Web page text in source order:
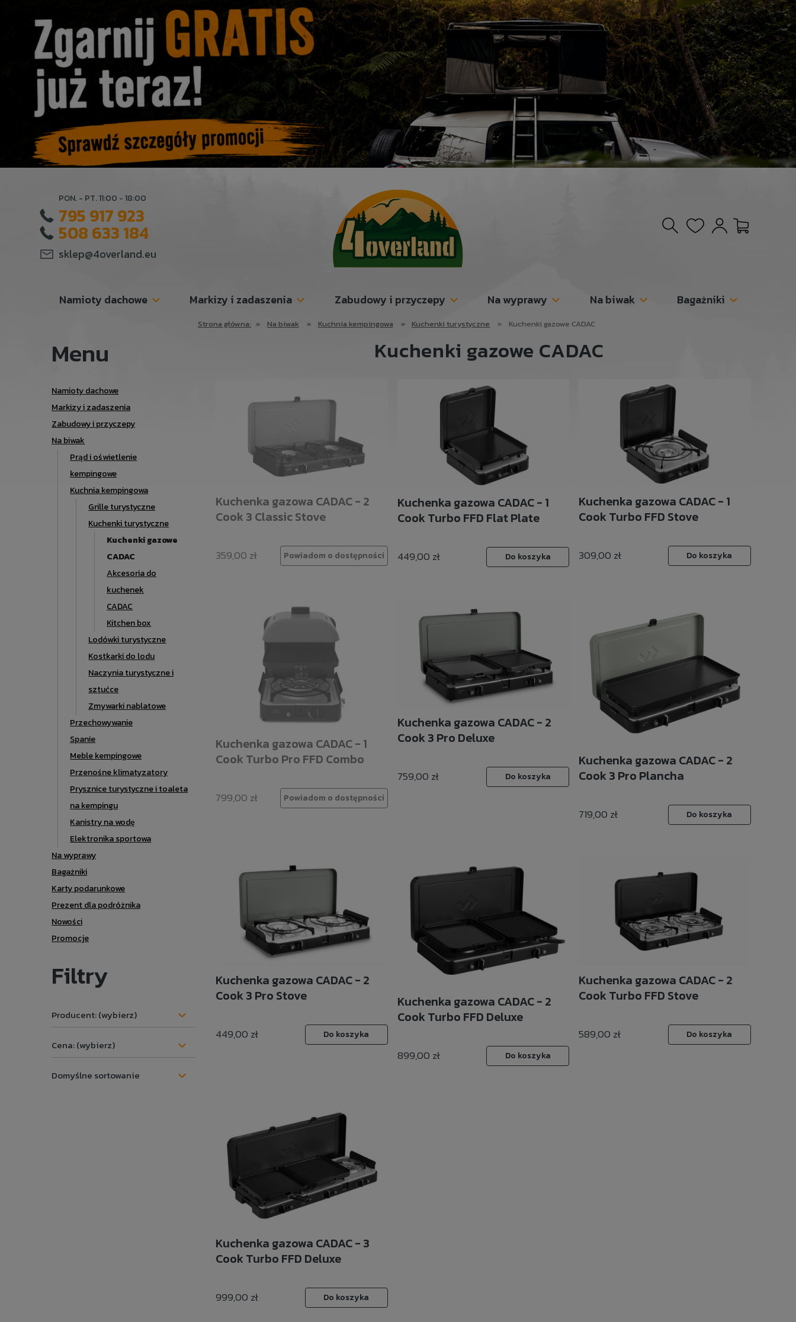
PON. - PT. 11:00 - 18:00
795 917 923
508 633 184
sklep@4overland.eu
Namioty dachowe Markizy i zadaszenia Zabudowy i przyczepy Na wyprawy Na biwak Bagażniki
Strona główna: » Na biwak » Kuchnia kempingowa » Kuchenki turystyczne » Kuchenki gazowe CADAC
Menu
Namioty dachowe
Markizy i zadaszenia
Zabudowy i przyczepy
Na biwak
Prąd i oświetlenie
kempingowe
Kuchnia kempingowa
Grille turystyczne
Kuchenki turystyczne
Kuchenki gazowe
CADAC
Akcesoria do
kuchenek
CADAC
Kitchen box
Lodówki turystyczne
Kostkarki do lodu
Naczynia turystyczne i
sztućce
Zmywarki nablatowe
Przechowywanie
Spanie
Meble kempingowe
Przenośne klimatyzatory
Prysznice turystyczne i toaleta
na kempingu
Kanistry na wodę
Elektronika sportowa
Na wyprawy
Bagażniki
Karty podarunkowe
Prezent dla podróżnika
Nowości
Promocje
Filtry
Producent: (wybierz)
Cena: (wybierz)
Kuchenki gazowe CADAC
Kuchenka gazowa CADAC - 2
Cook 3 Classic Stove
359,00 zł Powiadom o dostępności
Kuchenka gazowa CADAC - 1
Cook Turbo FFD Flat Plate
449,00 zł Do koszyka
Kuchenka gazowa CADAC - 1
Cook Turbo FFD Stove
309,00 zł Do koszyka
Kuchenka gazowa CADAC - 1
Cook Turbo Pro FFD Combo
799,00 zł Powiadom o dostępności
Kuchenka gazowa CADAC - 2
Cook 3 Pro Deluxe
759,00 zł Do koszyka
Kuchenka gazowa CADAC - 2
Cook 3 Pro Plancha
719,00 zł Do koszyka
Kuchenka gazowa CADAC - 2
Cook 3 Pro Stove
449,00 zł Do koszyka
Kuchenka gazowa CADAC - 2
Cook Turbo FFD Deluxe
899,00 zł Do koszyka
Kuchenka gazowa CADAC - 2
Cook Turbo FFD Stove
589,00 zł Do koszyka
Kuchenka gazowa CADAC - 3
Cook Turbo FFD Deluxe
999,00 zł Do koszyka